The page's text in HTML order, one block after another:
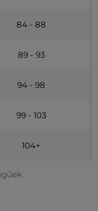
84 - 88
89 - 93
94 - 98
99 - 103
104+